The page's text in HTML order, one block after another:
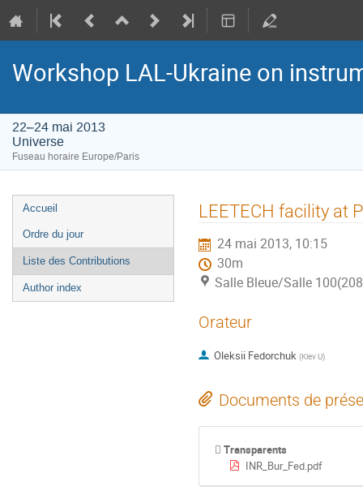
Workshop LAL-Ukraine on
22–24 mai 2013
Universe
Fuseau horaire Europe/Paris
Menu
de
l'événement
Accueil
Ordre du jour
Liste des Contributions
Author index
LEETECH facility at
24 mai 2013, 10:15
30m
Salle Bleue/Salle
Orateur
Oleksii Fedorchuk (Kiev U)
Documents de
Transparents
INR_Bur_Fed.pdf